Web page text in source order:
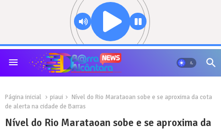
Página inicial piaui
Nível do Rio Marataoan sobe e se aproxima da cota
de alerta na cidade de Barras
Nível do Rio Marataoan sobe e se aproxima da